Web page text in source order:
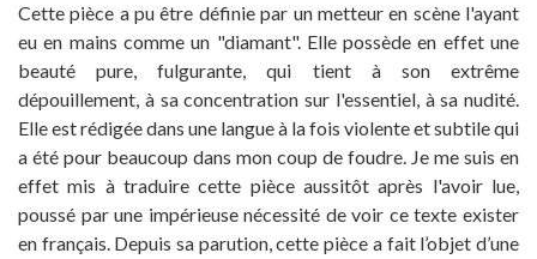
Cette pièce a pu être définie par un metteur en scène l'ayant
eu en mains comme un "diamant". Elle possède en effet une
beauté pure, fulgurante, qui tient à son extrême
dépouillement, à sa concentration sur l'essentiel, à sa nudité.
Elle est rédigée dans une langue à la fois violente et subtile qui
a été pour beaucoup dans mon coup de foudre. Je me suis en
effet mis à traduire cette pièce aussitôt après l'avoir lue,
poussé par une impérieuse nécessité de voir ce texte exister
en français. Depuis sa parution, cette pièce a fait l’objet d’une